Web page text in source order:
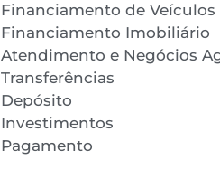
Financiamento de Veículos
Financiamento Imobiliário
Atendimento e Negócios
Transferências
Depósito
Investimentos
Pagamento